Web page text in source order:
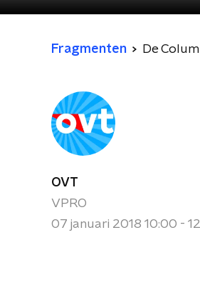
Fragmenten De
OVT
VPRO
07 januari 2018 10:00 -